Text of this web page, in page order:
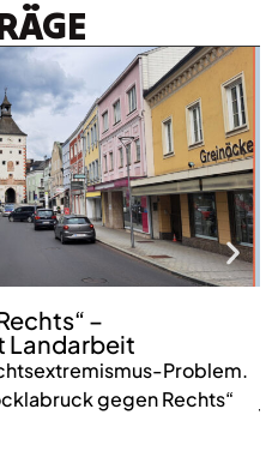
–
Landarbeit
Problem.
gegen Rechts“